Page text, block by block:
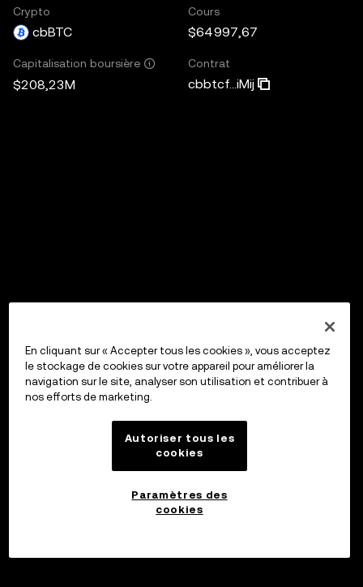
Crypto
cbBTC
Cours
$64 997,67
Capitalisation boursière
$208,23M
Contrat
cbbtcf...iMij
En cliquant sur « Accepter tous les cookies », vous acceptez
le stockage de cookies sur votre appareil pour améliorer la
navigation sur le site, analyser son utilisation et contribuer à
nos efforts de marketing.
Autoriser tous les
cookies
Paramètres des
cookies